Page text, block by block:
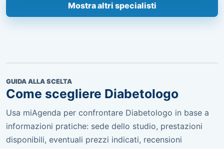
Mostra altri specialisti
GUIDA ALLA SCELTA
Come scegliere Diabetologo
Usa miAgenda per confrontare Diabetologo in base a
informazioni pratiche: sede dello studio, prestazioni
disponibili, eventuali prezzi indicati, recensioni